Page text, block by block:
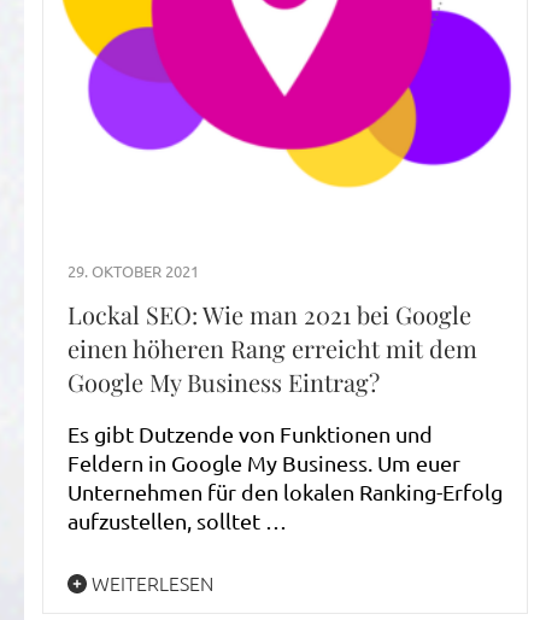
29. OKTOBER 2021
Lockal SEO: Wie man 2021 bei Google
einen höheren Rang erreicht mit dem
Google My Business Eintrag?
Es gibt Dutzende von Funktionen und
Feldern in Google My Business. Um euer
Unternehmen für den lokalen Ranking-Erfolg
aufzustellen, solltet …
WEITERLESEN